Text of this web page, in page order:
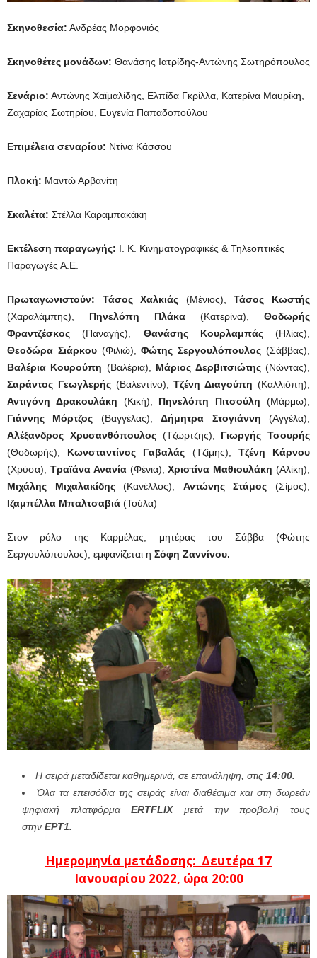
Σκηνοθεσία: Ανδρέας Μορφονιός
Σκηνοθέτες μονάδων: Θανάσης Ιατρίδης-Αντώνης Σωτηρόπουλος
Σενάριο: Αντώνης Χαϊμαλίδης, Ελπίδα Γκρίλλα, Κατερίνα Μαυρίκη,
Ζαχαρίας Σωτηρίου, Ευγενία Παπαδοπούλου
Επιμέλεια σεναρίου: Ντίνα Κάσσου
Πλοκή: Μαντώ Αρβανίτη
Σκαλέτα: Στέλλα Καραμπακάκη
Εκτέλεση παραγωγής: Ι. Κ. Κινηματογραφικές & Τηλεοπτικές
Παραγωγές Α.Ε.
Πρωταγωνιστούν: Τάσος Χαλκιάς (Μένιος),Τάσος Κωστής
(Χαραλάμπης), Πηνελόπη Πλάκα (Κατερίνα), Θοδωρής
Φραντζέσκος (Παναγής), Θανάσης Κουρλαμπάς(Ηλίας),
Θεοδώρα Σιάρκου(Φιλιώ),Φώτης Σεργουλόπουλος (Σάββας),
Βαλέρια Κουρούπη (Βαλέρια), Μάριος Δερβιτσιώτης(Νώντας),
Σαράντος Γεωγλερής(Βαλεντίνο),Τζένη Διαγούπη (Καλλιόπη),
Αντιγόνη Δρακουλάκη (Κική), Πηνελόπη Πιτσούλη (Μάρμω),
Γιάννης Μόρτζος (Βαγγέλας),Δήμητρα Στογιάννη (Αγγέλα),
Αλέξανδρος Χρυσανθόπουλος(Τζώρτζης), Γιωργής Τσουρής
(Θοδωρής), Κωνσταντίνος Γαβαλάς (Τζίμης), Τζένη Κάρνου
(Χρύσα), Τραϊάνα Ανανία (Φένια),Χριστίνα Μαθιουλάκη (Αλίκη),
Μιχάλης Μιχαλακίδης(Κανέλλος), Αντώνης Στάμος (Σίμος),
Ιζαμπέλλα Μπαλτσαβιά (Τούλα)
Στον ρόλο της Καρμέλας, μητέρας του Σάββα (Φώτης
Σεργουλόπουλος), εμφανίζεται η Σόφη Ζαννίνου.
Η σειρά μεταδίδεται καθημερινά, σε επανάληψη, στις 14:00.
Όλα τα επεισόδια της σειράς είναι διαθέσιμα και στη δωρεάν
ψηφιακή πλατφόρμαERTFLIX
μετά την προβολή τους
στην ΕΡΤ1.
Ημερομηνία μετάδοσης: Δευτέρα 17
Ιανουαρίου 2022, ώρα 20:00